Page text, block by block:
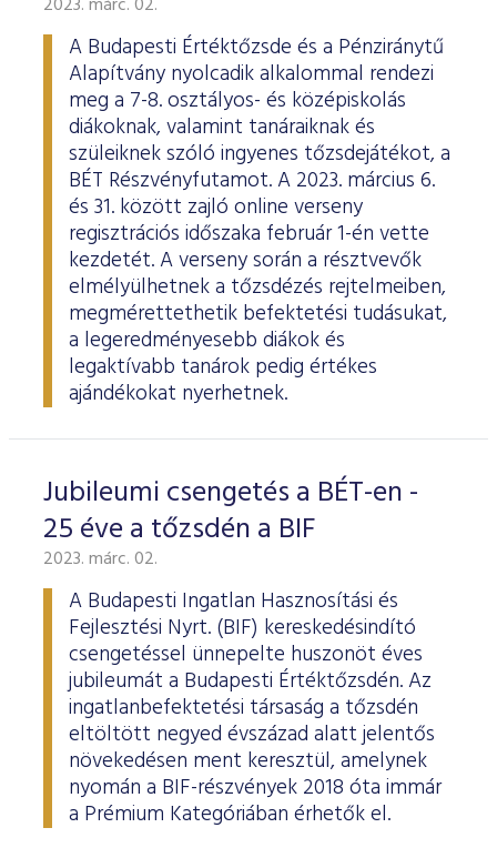
ESG Útmutató
A Budapesti Értéktőzsde és a Pénziránytű
Alapítvány nyolcadik alkalommal rendezi
meg a 7-8. osztályos- és középiskolás
diákoknak, valamint tanáraiknak és
szüleiknek szóló ingyenes tőzsdejátékot, a
BÉT Részvényfutamot. A 2023. március 6.
és 31. között zajló online verseny
regisztrációs időszaka február 1-én vette
kezdetét. A verseny során a résztvevők
elmélyülhetnek a tőzsdézés rejtelmeiben,
megmérettethetik befektetési tudásukat,
a legeredményesebb diákok és
legaktívabb tanárok pedig értékes
ajándékokat nyerhetnek.
Jubileumi csengetés a BÉT-en -
25 éve a tőzsdén a BIF
2023. márc. 02.
A Budapesti Ingatlan Hasznosítási és
Fejlesztési Nyrt. (BIF) kereskedésindító
csengetéssel ünnepelte huszonöt éves
jubileumát a Budapesti Értéktőzsdén. Az
ingatlanbefektetési társaság a tőzsdén
eltöltött negyed évszázad alatt jelentős
növekedésen ment keresztül, amelynek
nyomán a BIF-részvények 2018 óta immár
a Prémium Kategóriában érhetők el.